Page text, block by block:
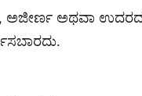
ಅಜೀರ್ಣ ಅಥವಾ